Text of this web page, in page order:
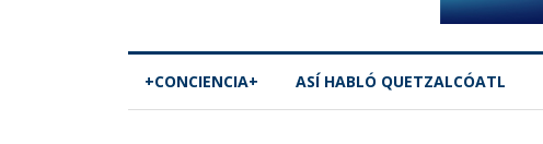
+CONCIENCIA+ ASÍ­ HABLÓ QUETZALCÓATL